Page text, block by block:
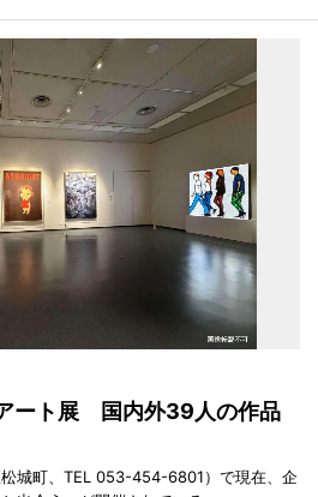
ート展 国内外39人の作品
城町、TEL 053-454-6801）で現在、企